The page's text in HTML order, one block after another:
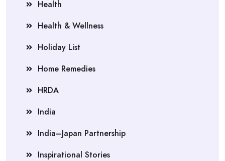
Health
Health & Wellness
Holiday List
Home Remedies
HRDA
India
India–Japan Partnership
Inspirational Stories